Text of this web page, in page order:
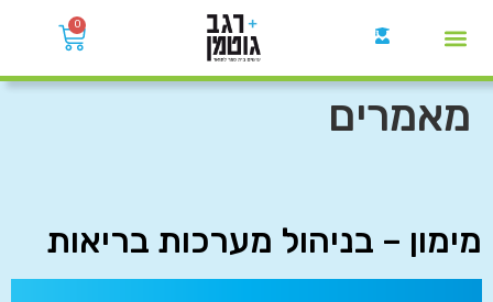
0
מאמרים
מימון – בניהול מערכות בריאות